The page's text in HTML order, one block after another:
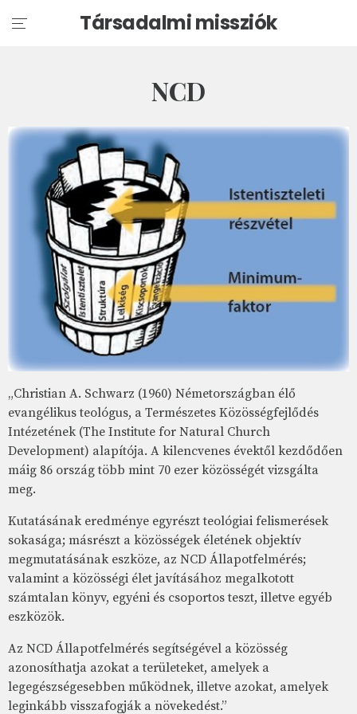
Társadalmi missziók
NCD
„Christian A. Schwarz (1960) Németországban élő
evangélikus teológus, a Természetes Közösségfejlődés
Intézetének (The Institute for Natural Church
Development) alapítója. A kilencvenes évektől kezdődően
máig 86 ország több mint 70 ezer közösségét vizsgálta
meg.
Kutatásának eredménye egyrészt teológiai felismerések
sokasága; másrészt a közösségek életének objektív
megmutatásának eszköze, az NCD Állapotfelmérés;
valamint a közösségi élet javításához megalkotott
számtalan könyv, egyéni és csoportos teszt, illetve egyéb
eszközök.
Az NCD Állapotfelmérés segítségével a közösség
azonosíthatja azokat a területeket, amelyek a
legegészségesebben működnek, illetve azokat, amelyek
leginkább visszafogják a növekedést.”